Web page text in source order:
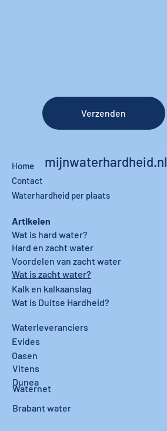
Verzenden
mijnwaterhardheid.nl
Home
Contact
Waterhardheid per plaats
Waterleveranciers
Evides
Oasen
Vitens
Dunea
Waternet
Brabant water
Artikelen
Wat is hard water?
Hard en zacht water
Wat is zacht water?
Voordelen van zacht water
Kalk en kalkaanslag
Wat is Duitse Hardheid?